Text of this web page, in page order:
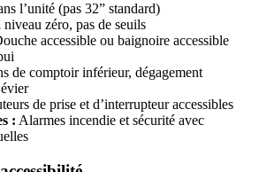
l’unité (pas 32” standard)
niveau zéro, pas de seuils
accessible ou baignoire accessible
de comptoir inférieur, dégagement
de prise et d’interrupteur accessibles
: Alarmes incendie et sécurité avec